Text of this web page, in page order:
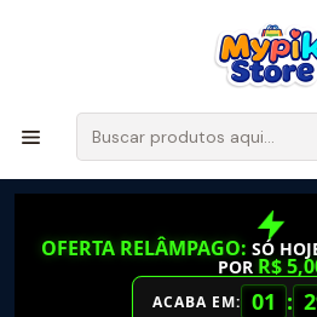
OFERTA RELÂMPAGO: SÓ
POR R$
ACABA EM: 01 :